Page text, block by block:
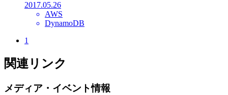
2017.05.26
AWS
DynamoDB
1
関連リンク
メディア・イベント情報